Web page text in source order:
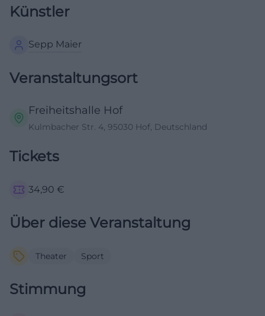
Künstler
Sepp Maier
Veranstaltungsort
Freiheitshalle Hof
Kulmbacher Str. 4, 95030 Hof, Deutschland
Tickets
34,90 €
Über diese Veranstaltung
Theater Sport
Stimmung